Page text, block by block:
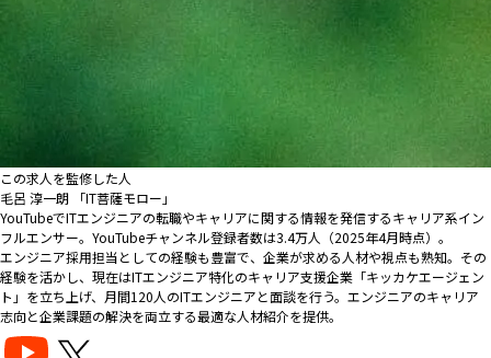
この求人を監修した人
毛呂 淳一朗 「IT菩薩モロー」
YouTubeでITエンジニアの転職やキャリアに関する情報を発信するキャリア系イン
フルエンサー。YouTubeチャンネル登録者数は3.4万人（2025年4月時点）。
エンジニア採用担当としての経験も豊富で、企業が求める人材や視点も熟知。その
経験を活かし、現在はITエンジニア特化のキャリア支援企業「キッカケエージェン
ト」を立ち上げ、月間120人のITエンジニアと面談を行う。エンジニアのキャリア
志向と企業課題の解決を両立する最適な人材紹介を提供。